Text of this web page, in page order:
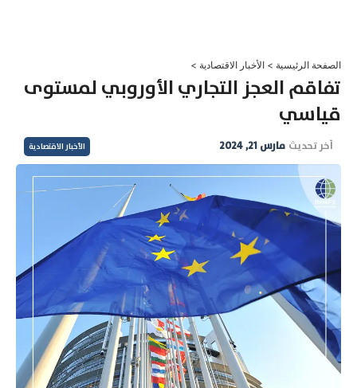
الصفحة الرئيسية > الأخبار الاقتصادية >
تفاقم العجز التجاري الأوروبي لمستوى
قياسي
آخر تحديث مارس 21, 2024 الأخبار الاقتصادية